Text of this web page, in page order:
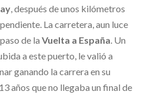
, después de unos kilómetros
La carretera, aun luce
de la Vuelta a España. Un
a este puerto, le valió a
ganando la carrera en su
años que no llegaba un final de